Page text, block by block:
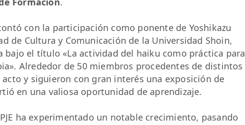
con la participación como ponente de Yoshikazu
de Cultura y Comunicación de la Universidad Shoin,
el título «La actividad del haiku como práctica para
Alrededor de 50 miembros procedentes de distintos
y siguieron con gran interés una exposición de
en una valiosa oportunidad de aprendizaje.
ha experimentado un notable crecimiento, pasando